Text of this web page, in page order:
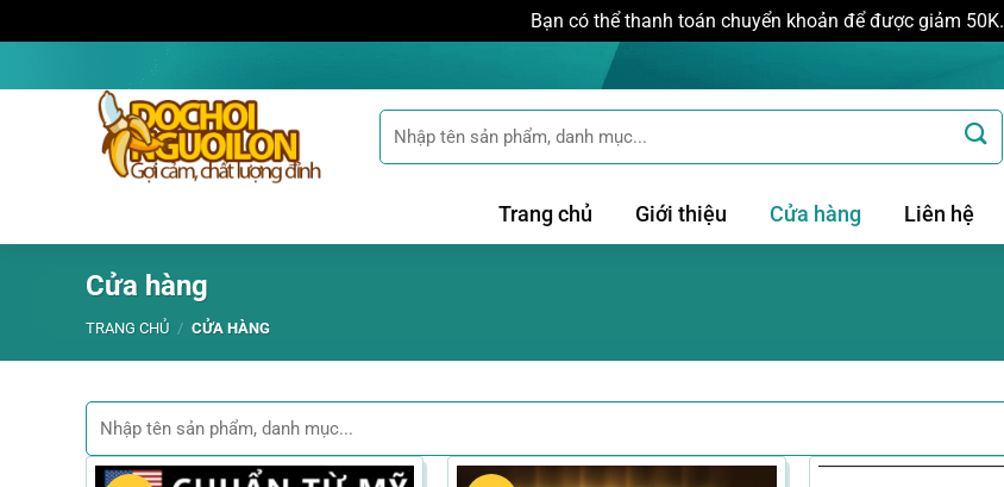
Bạn có thể thanh toán chuyển khoản để được giảm 50K.
qua
Tìm
kiếm:
Trang chủ Giới thiệu Cửa hàng Liên hệ
Cửa hàng
TRANG CHỦ / CỬA HÀNG
Tìm
kiếm: